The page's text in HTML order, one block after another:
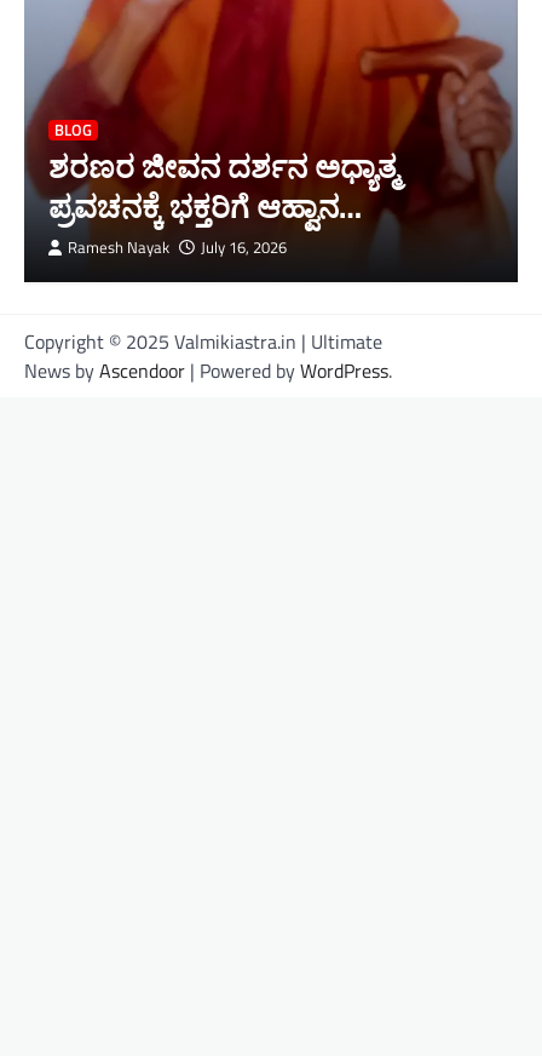
BLOG
ಶರಣರ ಜೀವನ ದರ್ಶನ ಅಧ್ಯಾತ್ಮ
ಪ್ರವಚನಕ್ಕೆ ಭಕ್ತರಿಗೆ ಆಹ್ವಾನ…
Ramesh Nayak July 16, 2026
Copyright © 2025 Valmikiastra.in | Ultimate
News byAscendoor | Powered byWordPress.